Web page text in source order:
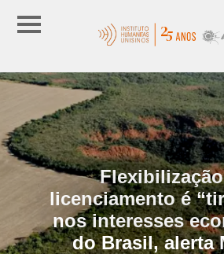
licenciamento é
nos interesses
do Brasil, alerta